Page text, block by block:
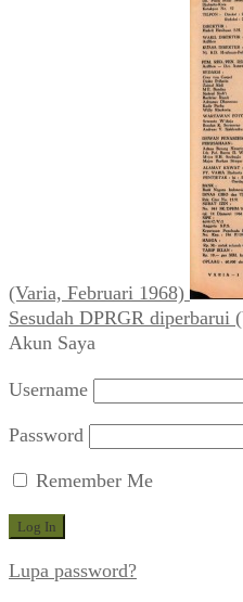
(Varia, Februari 1968)
Sesudah DPRGR diperbarui
Akun Saya
Username
Password
Remember Me
Lupa password?